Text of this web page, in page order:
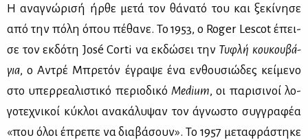
Η ανα­γνώ­ρι­σή ήρ­θε με­τά τον θά­να­τό του και ξε­κί­νη­σε
από την πό­λη όπου πέ­θα­νε. Το 1953, ο Roger Lescot έπει­
σε τον εκ­δό­τη José Corti να εκ­δώ­σει την Τυ­φλή κου­κου­βά­
για, ο Αντρέ Μπρε­τόν έγρα­ψε ένα εν­θου­σιώ­δες κεί­με­νο
στο υπερ­ρε­α­λι­στι­κό πε­ριο­δι­κό Medium, οι πα­ρι­σι­νοί λο­
γο­τε­χνι­κοί κύ­κλοι ανα­κά­λυ­ψαν τον άγνω­στο συγ­γρα­φέα
«που όλοι έπρε­πε να δια­βά­σουν». Το 1957 με­τα­φρά­στη­κε